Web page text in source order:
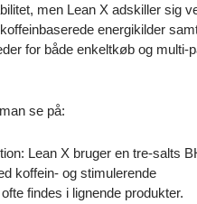
men Lean X adskiller sig
energikilder
for både enkeltkøb og multi-
se på:
Lean X bruger en tre-salts
koffein- og stimulerende
findes i lignende produkter.